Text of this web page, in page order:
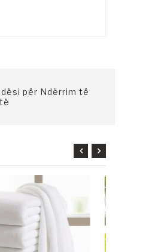
për Ndërrim të